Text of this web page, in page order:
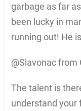
garbage as far
been lucky in
running out! He
@Slavonac from
The talent is
understand your